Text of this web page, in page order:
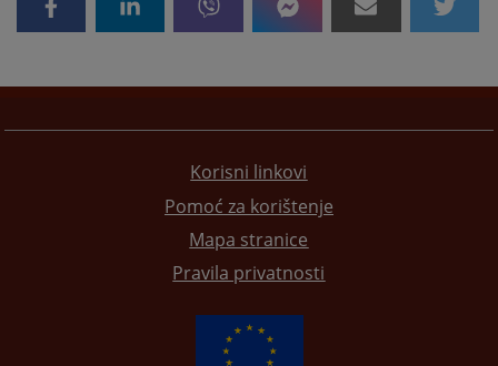
Korisni linkovi
Pomoć za korištenje
Mapa stranice
Pravila privatnosti